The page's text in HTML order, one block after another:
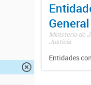
Ministerio de
Justicia
Entidades